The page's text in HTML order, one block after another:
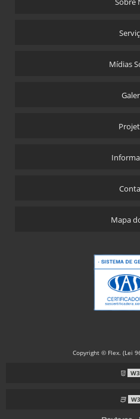
Mídias
Mapa
Copyright © Flex. (Lei